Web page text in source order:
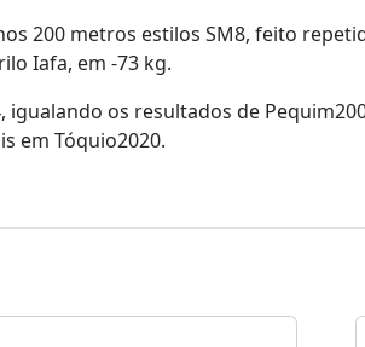
200 metros estilos SM8, feito
Iafa, em -73 kg.
os resultados de
em Tóquio2020.